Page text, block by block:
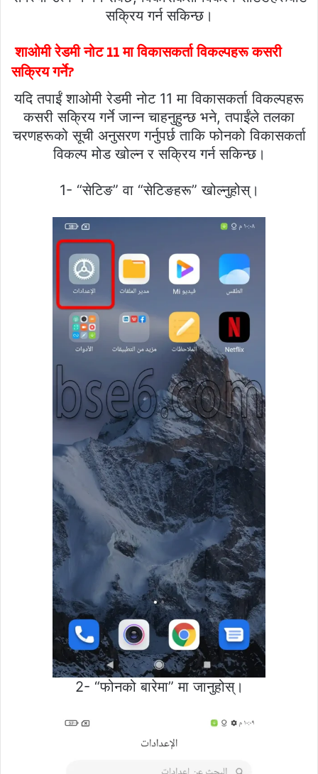
सक्रिय गर्न सकिन्छ।
शाओमी रेडमी नोट 11 मा विकासकर्ता विकल्पहरू कसरी
सक्रिय गर्ने?
यदि तपाईं शाओमी रेडमी नोट 11 मा विकासकर्ता विकल्पहरू
कसरी सक्रिय गर्ने जान्न चाहनुहुन्छ भने, तपाईंले तलका
चरणहरूको सूची अनुसरण गर्नुपर्छ ताकि फोनको विकासकर्ता
विकल्प मोड खोल्न र सक्रिय गर्न सकिन्छ।
1- “सेटिङ” वा “सेटिङहरू” खोल्नुहोस्।
2- “फोनको बारेमा” मा जानुहोस्।